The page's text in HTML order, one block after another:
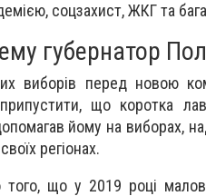
соцзахист, ЖКГ та
губернатор
виборів перед новою
що коротка
йому на виборах,
регіонах.
що у 2019 році